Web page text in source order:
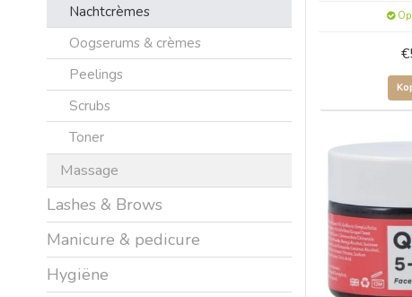
Nachtcrèmes
Oogserums & crèmes
Peelings
Scrubs
Toner
Massage
Lashes & Brows
Manicure & pedicure
Hygiëne
Op